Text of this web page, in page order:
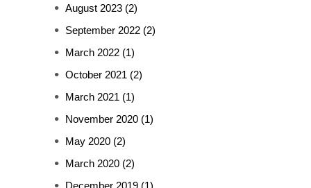
August 2023 (2)
September 2022 (2)
March 2022 (1)
October 2021 (2)
March 2021 (1)
November 2020 (1)
May 2020 (2)
March 2020 (2)